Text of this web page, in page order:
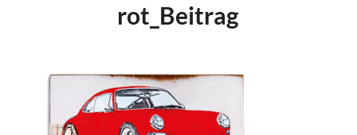
rot_Beitrag